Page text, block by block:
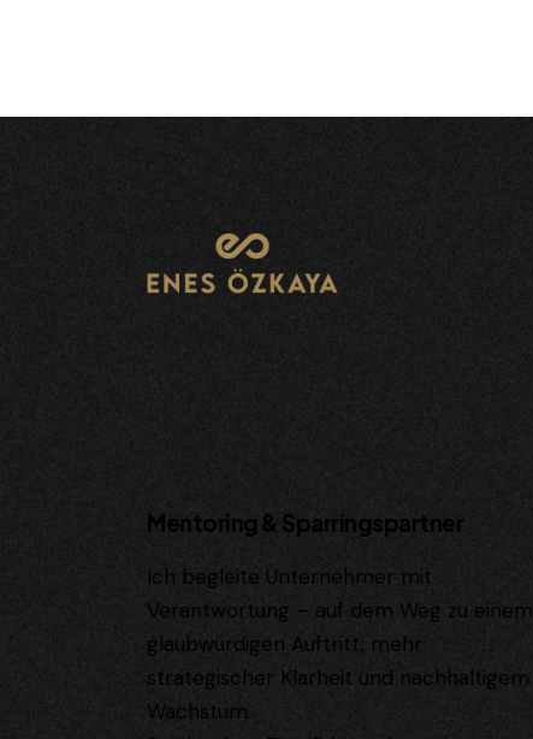
Mentoring & Sparringspartner
Ich begleite Unternehmer mit
Verantwortung – auf dem Weg zu einem
glaubwürdigen Auftritt, mehr
strategischer Klarheit und nachhaltigem
Wachstum.